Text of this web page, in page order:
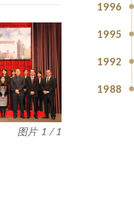
1996
1995
1992
1988
图片 1 / 1